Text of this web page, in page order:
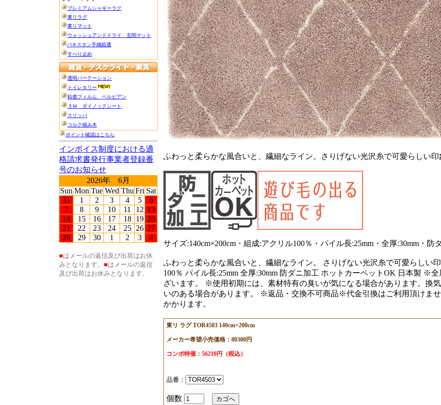
ふわっと柔らかな風合いと、繊細なライン。さりげない光沢糸で可愛らしい印
サイズ:140cm×200cm・組成:アクリル100％・パイル長:25mm・全厚:30mm・
ふわっと柔らかな風合いと、繊細なライン。 さりげない光沢糸で可愛らしい
100％ パイル長:25mm 全厚:30mm 防ダニ加工 ホットカーペットOK 日本製 ※
ざいます。 ※使用初期には、素材特有の臭いが気になる場合があります。換
いのある場合があります。 ※返品・交換不可商品※代金引換はご利用頂けま
かかります。
東リ ラグ TOR4503 140cm×200cm
メーカー希望小売価格：80300円
コンポ特価：56210円（税込）
品番：
個数